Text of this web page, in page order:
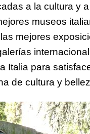
a la cultura y
museos
mejores
Italia para
de cultura y